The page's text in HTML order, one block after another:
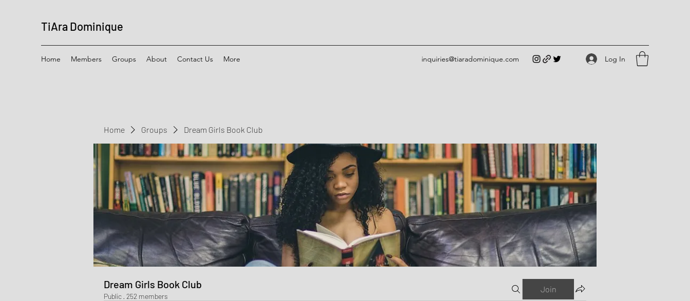
TiAra Dominique
Home Members Groups About Contact Us More inquiries@tiaradominique.com Log In
Home Groups Dream Girls Book Club
Dream Girls Book Club
Public · 252 members
Join